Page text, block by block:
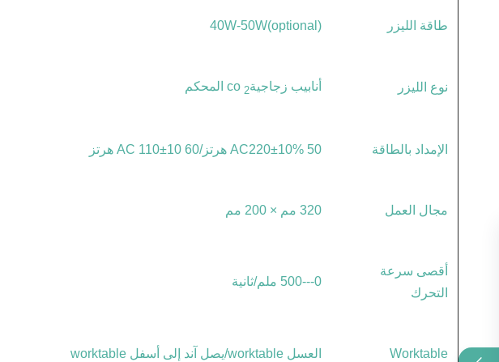
طاقة الليزر 40W-50W(optional)
نوع الليزر أنابيب زجاجية2 co المحكم
الإمداد بالطاقة AC220±10% 50 هرتز/AC 110±10 60 هرتز
مجال العمل 320 مم × 200 مم
أقصى سرعة
التحرك
0---500 ملم/ثانية
Worktable العسل worktable/يصل آند إلى أسفل worktable